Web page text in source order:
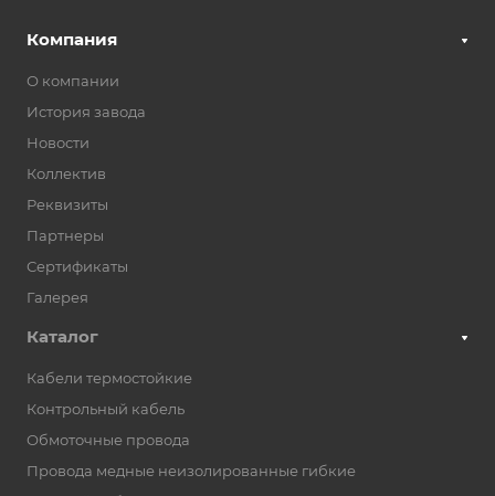
Компания
О компании
История завода
Новости
Коллектив
Реквизиты
Партнеры
Сертификаты
Галерея
Каталог
Кабели термостойкие
Контрольный кабель
Обмоточные провода
Провода медные неизолированные гибкие